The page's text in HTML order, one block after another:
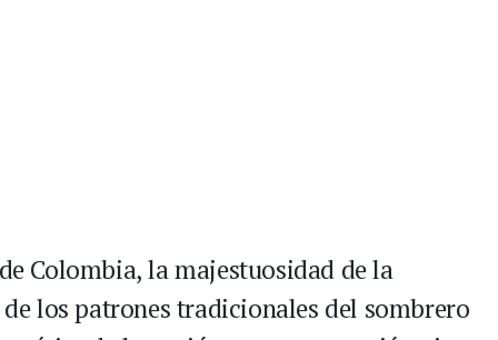
Colombia, la majestuosidad de la
los patrones tradicionales del sombrero